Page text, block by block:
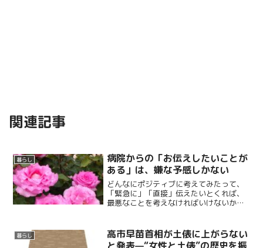
関連記事
暮らし
病院からの「お伝えしたいことが
ある」は、嫌な予感しかない
どんなにポジティブに考えてみたって、
「緊急に」「直接」伝えたいとくれば、
最悪なことを考えなければいけないかな
暮らし
高市早苗首相が土俵に上がらない